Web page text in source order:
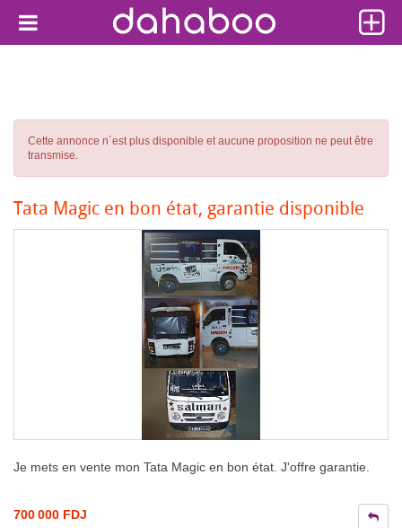
Cette annonce n´est plus disponible et aucune proposition ne peut être
transmise.
Tata Magic en bon état, garantie disponible
Je mets en vente mon Tata Magic en bon état. J'offre garantie.
700 000 FDJ